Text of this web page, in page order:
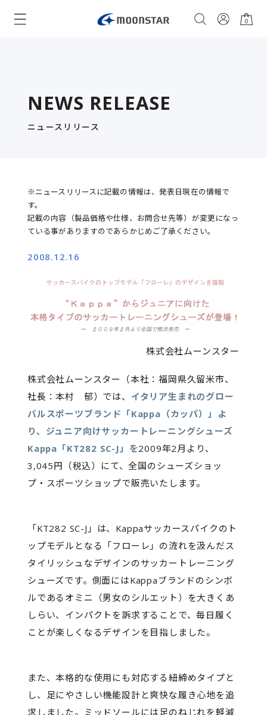
0
NEWS RELEASE
ニュースリリース
※ニュースリリースに記載の情報は、発表日現在の情報で
す。
記載の内容（製品価格や仕様、お問合せ先等）が変更になっ
ている事がありますのであらかじめご了承ください。
2008.12.16
株式会社ムーンスター
株式会社ムーンスター（本社：福岡県久留米市、
社長：本村 郁）では、 イタリア生まれのグロー
バルスポーツブランド「Kappa（カッパ）」よ
り、ジュニア向けサッカートレーニングシューズ
Kappa「KT282 SC-J」を2009年2月より、
3,045円（税込）にて、全国のシューズショッ
プ・スポーツショップで販売いたします。
「KT282 SC-J」は、Kappaサッカースパイクのト
ップモデルとなる「フローレ」の流れを汲んだス
タイリッシュなデザインのサッカートレーニング
シューズです。側面にはKappaブランドのシンボ
ルであるオミニ（男女のシルエット）を大きくあ
しらい、インパクトを訴求することで、毎日履く
ことが楽しくなるデザインを目指しました。
また、本格的な使用にも対応する紐締めタイプと
し、足にやさしい機能設計と爽快な履き心地を追
求しました。ミッドソールには足のねじれを軽減